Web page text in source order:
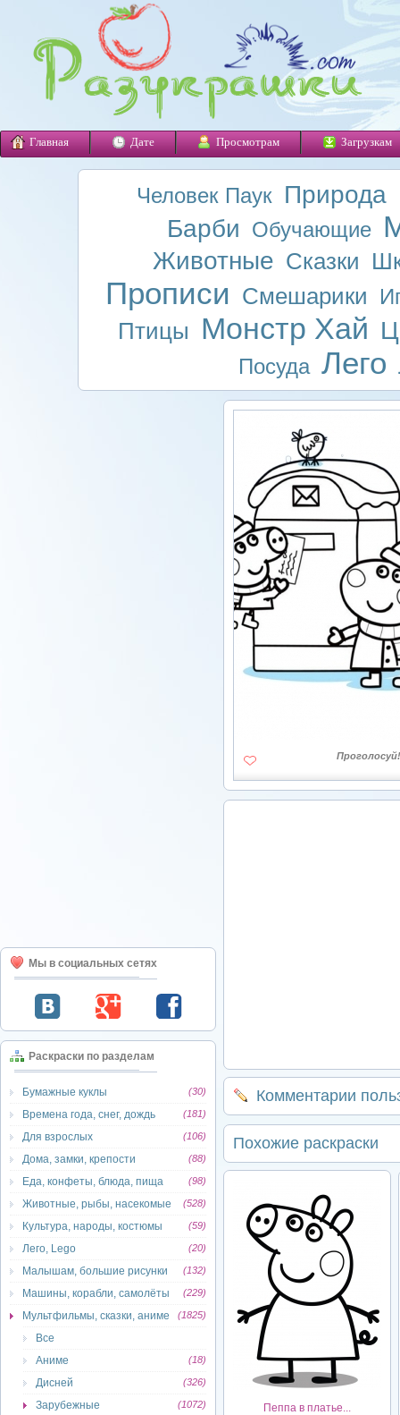
Главная Дате Просмотрам Загрузкам
Человек Паук Природа
Барби Обучающие
Животные Сказки
Прописи Смешарики
Птицы Монстр Хай
Посуда Лего
Мы в социальных сетях
Раскраски по разделам
Бумажные куклы (30)
Времена года, снег, дождь (181)
Для взрослых (106)
Дома, замки, крепости (88)
Еда, конфеты, блюда, пища (98)
Животные, рыбы, насекомые (528)
Культура, народы, костюмы (59)
Лего, Lego (20)
Малышам, большие рисунки (132)
Машины, корабли, самолёты (229)
Мультфильмы, сказки, аниме (1825)
Все
Аниме
(18)
Дисней (326)
Зарубежные (1072)
Проголосуй!
Комментарии
Похожие раскраски
Пеппа в платье...